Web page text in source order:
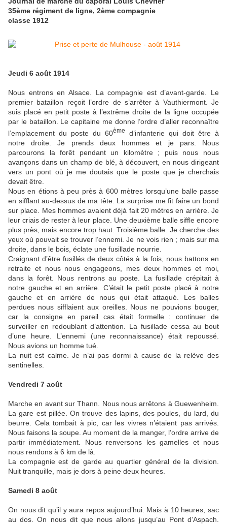
35ème régiment de ligne, 2ème compagnie
classe 1912
Jeudi 6 août 1914
Nous entrons en Alsace. La compagnie est d’avant-garde. Le
premier bataillon reçoit l’ordre de s’arrêter à Vauthiermont. Je
suis placé en petit poste à l’extrême droite de la ligne occupée
par le bataillon. Le capitaine me donne l’ordre d’aller reconnaître
l’emplacement du poste du 60ème
d’infanterie qui doit être à
notre droite. Je prends deux hommes et je pars. Nous
parcourons la forêt pendant un kilomètre ; puis nous nous
avançons dans un champ de blé, à découvert, en nous dirigeant
vers un pont où je me doutais que le poste que je cherchais
devait être.
Nous en étions à peu près à 600 mètres lorsqu’une balle passe
en sifflant au-dessus de ma tête. La surprise me fit faire un bond
sur place. Mes hommes avaient déjà fait 20 mètres en arrière. Je
leur criais de rester à leur place. Une deuxième balle siffle encore
plus près, mais encore trop haut. Troisième balle. Je cherche des
yeux où pouvait se trouver l’ennemi. Je ne vois rien ; mais sur ma
droite, dans le bois, éclate une fusillade nourrie.
Craignant d’être fusillés de deux côtés à la fois, nous battons en
retraite et nous nous engageons, mes deux hommes et moi,
dans la forêt. Nous rentrons au poste. La fusillade crépitait à
notre gauche et en arrière. C’était le petit poste placé à notre
gauche et en arrière de nous qui était attaqué. Les balles
perdues nous sifflaient aux oreilles. Nous ne pouvions bouger,
car la consigne en pareil cas était formelle : continuer de
surveiller en redoublant d’attention. La fusillade cessa au bout
d’une heure. L’ennemi (une reconnaissance) était repoussé.
Nous avions un homme tué.
La nuit est calme. Je n’ai pas dormi à cause de la relève des
sentinelles.
Vendredi 7 août
Marche en avant sur Thann. Nous nous arrêtons à Guewenheim.
La gare est pillée. On trouve des lapins, des poules, du lard, du
beurre. Cela tombait à pic, car les vivres n’étaient pas arrivés.
Nous faisons la soupe. Au moment de la manger, l’ordre arrive de
partir immédiatement. Nous renversons les gamelles et nous
nous rendons à 6 km de là.
La compagnie est de garde au quartier général de la division.
Nuit tranquille, mais je dors à peine deux heures.
Samedi 8 août
On nous dit qu’il y aura repos aujourd’hui. Mais à 10 heures, sac
au dos. On nous dit que nous allons jusqu’au Pont d’Aspach.